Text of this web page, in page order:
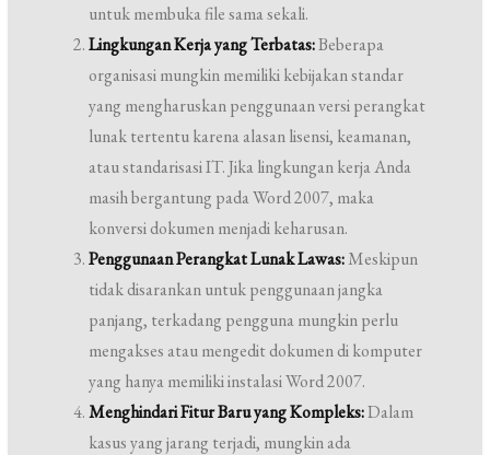
untuk membuka file sama sekali.
Lingkungan Kerja yang Terbatas:Beberapa
organisasi mungkin memiliki kebijakan standar
yang mengharuskan penggunaan versi perangkat
lunak tertentu karena alasan lisensi, keamanan,
atau standarisasi IT. Jika lingkungan kerja Anda
masih bergantung pada Word 2007, maka
konversi dokumen menjadi keharusan.
Penggunaan Perangkat Lunak Lawas:Meskipun
tidak disarankan untuk penggunaan jangka
panjang, terkadang pengguna mungkin perlu
mengakses atau mengedit dokumen di komputer
yang hanya memiliki instalasi Word 2007.
Menghindari Fitur Baru yang Kompleks:Dalam
kasus yang jarang terjadi, mungkin ada